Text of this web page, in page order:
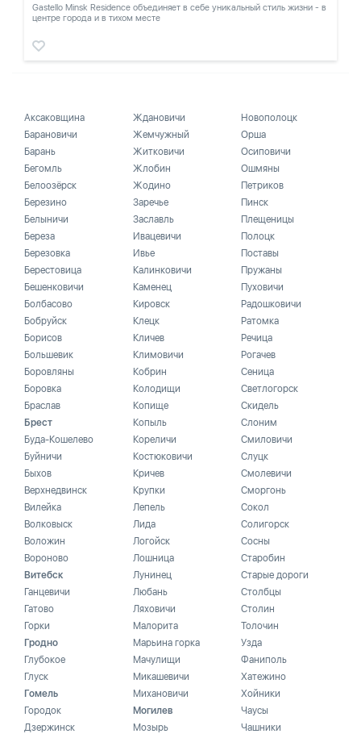
Gastello Minsk Residence объединяет в себе уникальный стиль жизни - в
центре города и в тихом месте
Аксаковщина
Барановичи
Барань
Бегомль
Белоозёрск
Березино
Белыничи
Береза
Березовка
Берестовица
Бешенковичи
Болбасово
Бобруйск
Борисов
Большевик
Боровляны
Боровка
Браслав
Брест
Буда-Кошелево
Буйничи
Быхов
Верхнедвинск
Вилейка
Волковыск
Воложин
Вороново
Витебск
Ганцевичи
Гатово
Горки
Гродно
Глубокое
Глуск
Гомель
Городок
Дзержинск
Ждановичи
Жемчужный
Житковичи
Жлобин
Жодино
Заречье
Заславль
Ивацевичи
Ивье
Калинковичи
Каменец
Кировск
Клецк
Кличев
Климовичи
Кобрин
Колодищи
Копище
Копыль
Кореличи
Костюковичи
Кричев
Крупки
Лепель
Лида
Логойск
Лошница
Лунинец
Любань
Ляховичи
Малорита
Марьина горка
Мачулищи
Микашевичи
Михановичи
Могилев
Мозырь
Новополоцк
Орша
Осиповичи
Ошмяны
Петриков
Пинск
Плещеницы
Полоцк
Поставы
Пружаны
Пуховичи
Радошковичи
Ратомка
Речица
Рогачев
Сеница
Светлогорск
Скидель
Слоним
Смиловичи
Слуцк
Смолевичи
Сморгонь
Сокол
Солигорск
Сосны
Старобин
Старые дороги
Столбцы
Столин
Толочин
Узда
Фаниполь
Хатежино
Хойники
Чаусы
Чашники